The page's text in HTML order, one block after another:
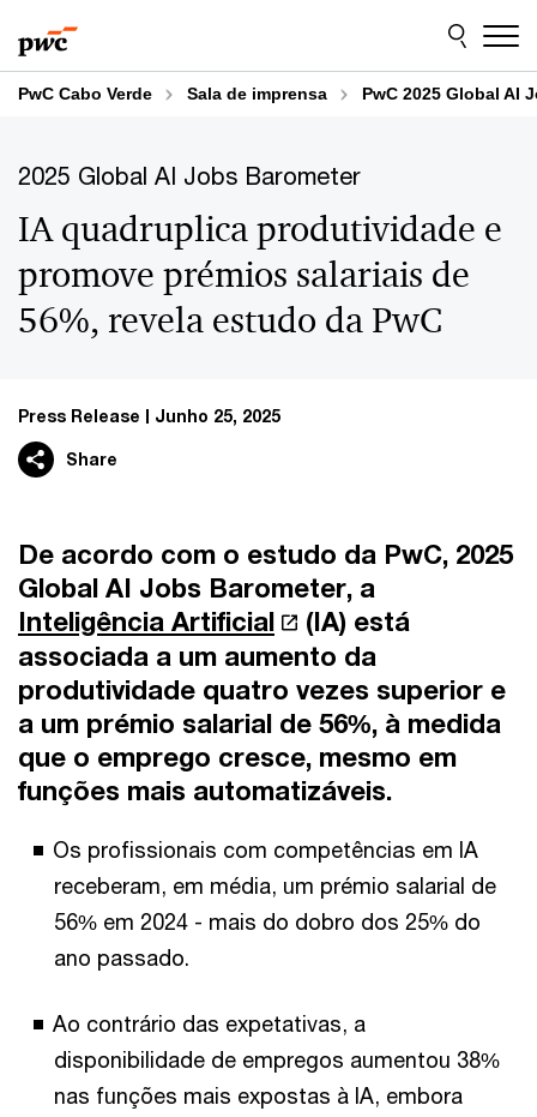
to
content
to
footer
PwC Cabo Verde Sala de imprensa PwC 2025 Global AI
2025 Global AI Jobs Barometer
IA quadruplica produtividade e
promove prémios salariais de
56%, revela estudo da PwC
Press Release Junho 25, 2025
Share
De acordo com o estudo da PwC, 2025
Global AI Jobs Barometer, a
Inteligência Artificial
(IA) está
associada a um aumento da
produtividade quatro vezes superior e
a um prémio salarial de 56%, à medida
que o emprego cresce, mesmo em
funções mais automatizáveis.
Os profissionais com competências em IA
receberam, em média, um prémio salarial de
56% em 2024 - mais do dobro dos 25% do
ano passado.
Ao contrário das expetativas, a
disponibilidade de empregos aumentou 38%
nas funções mais expostas à IA, embora